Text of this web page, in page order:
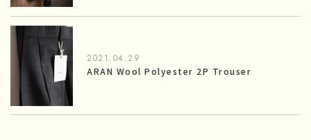
2021.04.29
ARAN Wool Polyester 2P Trouser